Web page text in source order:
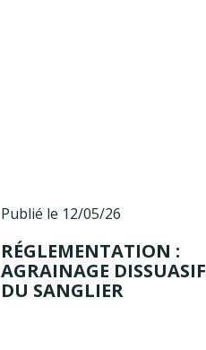
Publié le 12/05/26
RÉGLEMENTATION :
AGRAINAGE DISSUASIF
DU SANGLIER